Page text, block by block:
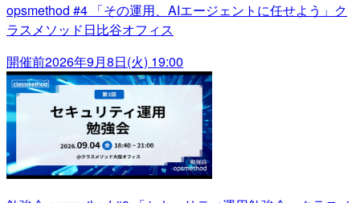
opsmethod #4 「その運用、AIエージェントに任せよう」ク
ラスメソッド日比谷オフィス
開催前2026年9月8日(火) 19:00